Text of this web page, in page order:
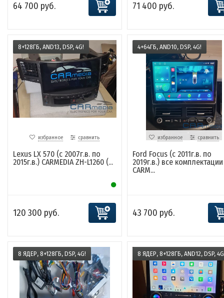
64 700 руб. 71 400 руб.
8+128ГБ, AND13, DSP, 4G!
избранное сравнить
Lexus LX 570 (с 2007г.в. по
2015г.в.) CARMEDIA ZH-L1260 (...
120 300 руб.
4+64ГБ, AND10, DSP, 4G!
избранное сравнить
Ford Focus (c 2011г.в. по
2019г.в.) все комплектации
CARM...
43 700 руб.
8 ЯДЕР, 8+128ГБ, DSP, 4G! 8 ЯДЕР, 8+128ГБ, AND12, DSP,